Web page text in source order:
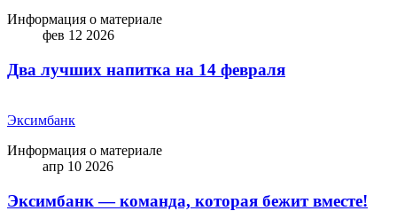
Информация о материале
фев 12 2026
Два лучших напитка на 14 февраля
Эксимбанк
Информация о материале
апр 10 2026
Эксимбанк — команда, которая бежит вместе!